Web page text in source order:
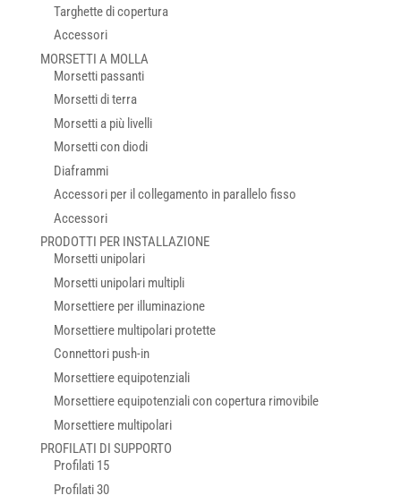
Targhette di copertura
Accessori
MORSETTI A MOLLA
Morsetti passanti
Morsetti di terra
Morsetti a più livelli
Morsetti con diodi
Diaframmi
Accessori per il collegamento in parallelo fisso
Accessori
PRODOTTI PER INSTALLAZIONE
Morsetti unipolari
Morsetti unipolari multipli
Morsettiere per illuminazione
Morsettiere multipolari protette
Connettori push-in
Morsettiere equipotenziali
Morsettiere equipotenziali con copertura rimovibile
Morsettiere multipolari
PROFILATI DI SUPPORTO
Profilati 15
Profilati 30